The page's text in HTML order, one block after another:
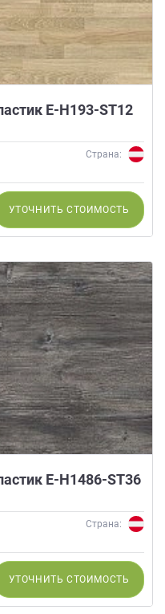
E-H193-ST12
Страна:
УТОЧНИТЬ СТОИМОСТЬ
E-H1486-ST36
Страна:
УТОЧНИТЬ СТОИМОСТЬ